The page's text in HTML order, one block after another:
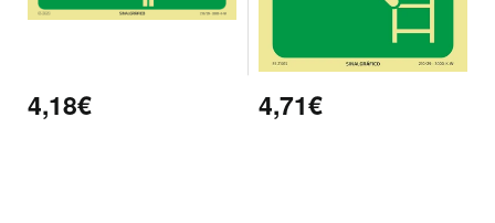
4,18€ 4,71€